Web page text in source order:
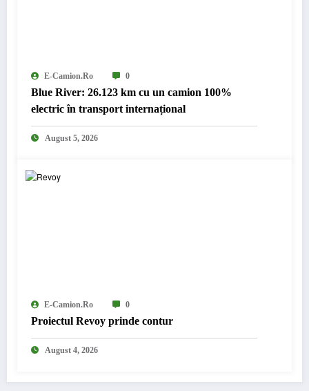
E-Camion.ro 0
Blue River: 26.123 km cu un camion 100%
electric în transport internațional
August 5, 2026
E-Camion.ro 0
Proiectul Revoy prinde contur
August 4, 2026